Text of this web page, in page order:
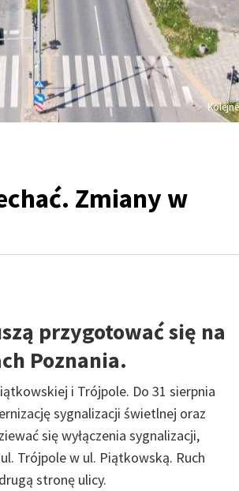
Zmiany w
przygotować się na
Poznania.
i Trójpole. Do 31 sierpnia
sygnalizacji świetlnej oraz
się wyłączenia sygnalizacji,
Trójpole w ul. Piątkowską. Ruch
stronę ulicy.